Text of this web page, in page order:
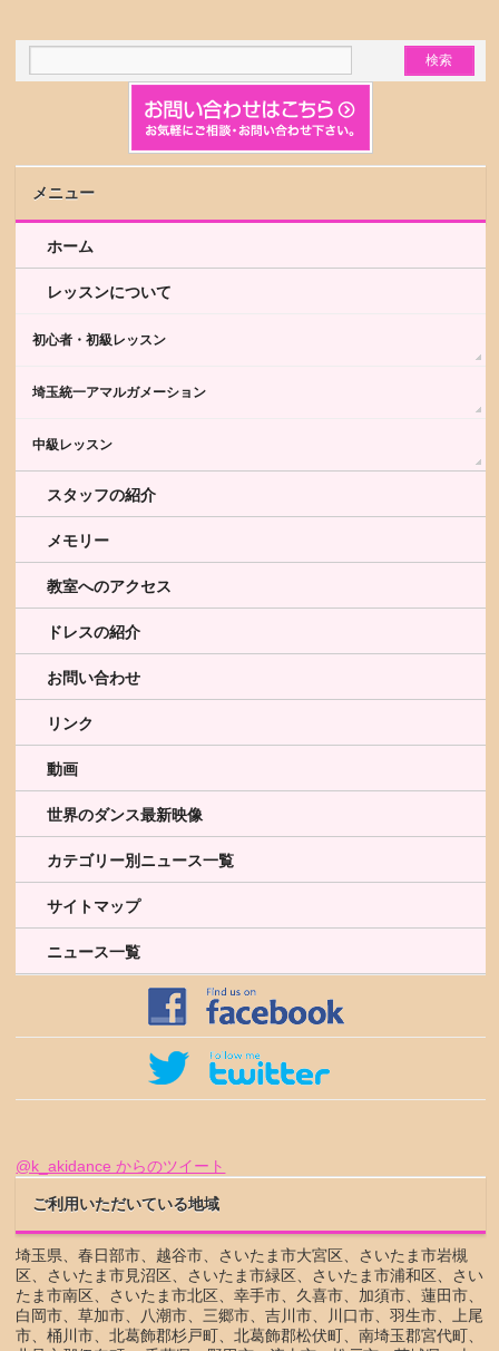
メニュー
ホーム
レッスンについて
初心者・初級レッスン
埼玉統一アマルガメーション
中級レッスン
スタッフの紹介
メモリー
教室へのアクセス
ドレスの紹介
お問い合わせ
リンク
動画
世界のダンス最新映像
カテゴリー別ニュース一覧
サイトマップ
ニュース一覧
@k_akidance からのツイート
ご利用いただいている地域
埼玉県、春日部市、越谷市、さいたま市大宮区、さいたま市岩槻
区、さいたま市見沼区、さいたま市緑区、さいたま市浦和区、さい
たま市南区、さいたま市北区、幸手市、久喜市、加須市、蓮田市、
白岡市、草加市、八潮市、三郷市、吉川市、川口市、羽生市、上尾
市、桶川市、北葛飾郡杉戸町、北葛飾郡松伏町、南埼玉郡宮代町、